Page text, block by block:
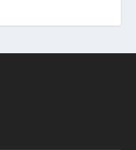
την
νέες επιχειρηματικές